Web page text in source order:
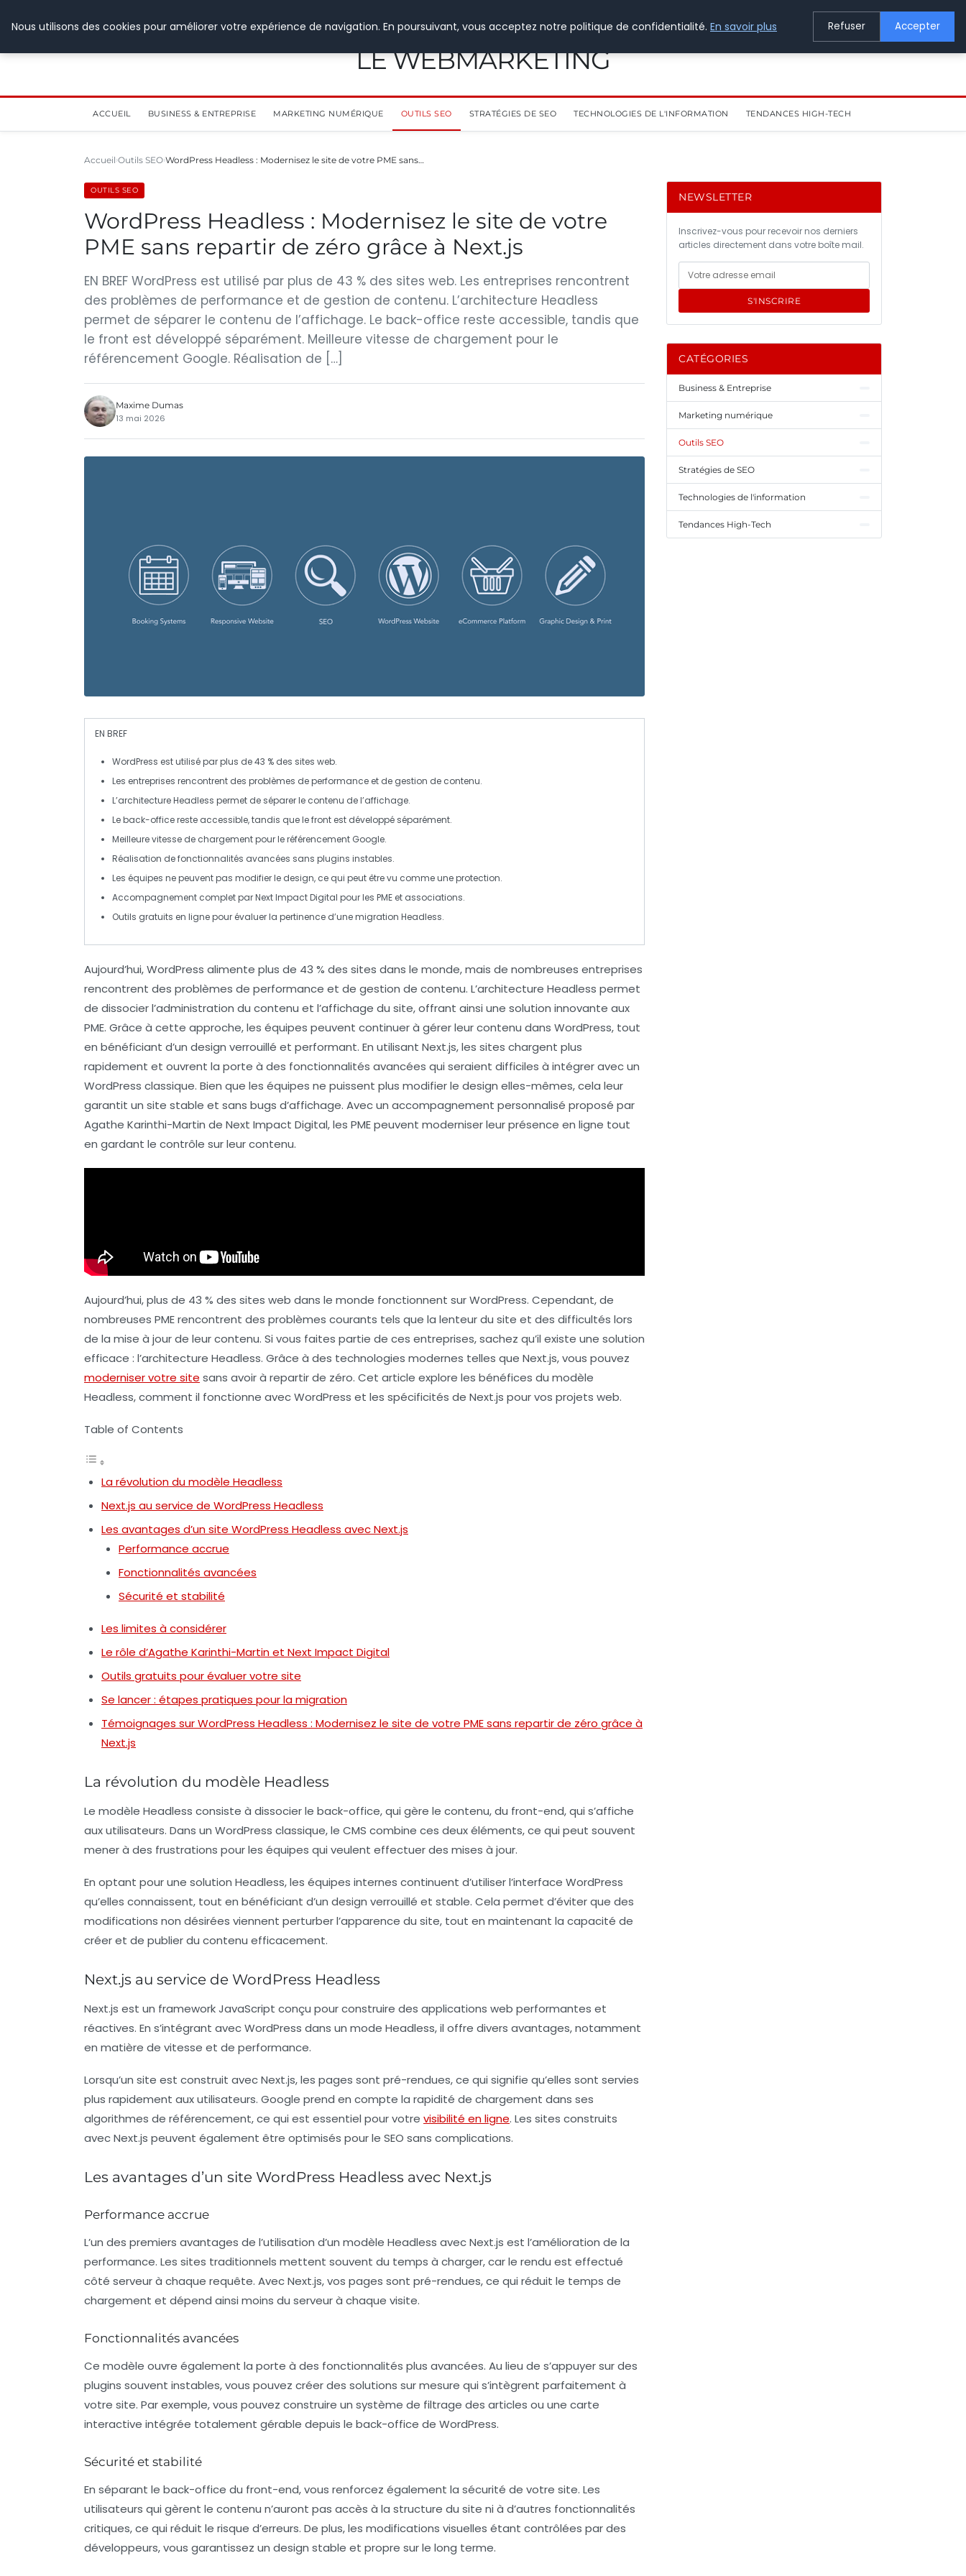
LE WEBMARKETING
ACCUEIL BUSINESS & ENTREPRISE MARKETING NUMÉRIQUE OUTILS SEO STRATÉGIES DE SEO TECHNOLOGIES DE L'INFORMATION TENDANCES HIGH-TECH
Accueil Outils SEO WordPress Headless : Modernisez le site de votre PME sans…
OUTILS SEO
WordPress Headless : Modernisez le site de votre
PME sans repartir de zéro grâce à Next.js
EN BREF WordPress est utilisé par plus de 43 % des sites web. Les entreprises rencontrent
des problèmes de performance et de gestion de contenu. L’architecture Headless
permet de séparer le contenu de l’affichage. Le back-office reste accessible, tandis que
le front est développé séparément. Meilleure vitesse de chargement pour le
référencement Google. Réalisation de […]
Maxime Dumas
13 mai 2026
EN BREF
WordPress est utilisé par plus de 43 % des sites web.
Les entreprises rencontrent des problèmes de performance et de gestion de contenu.
L’architectureHeadless permet de séparer le contenu de l’affichage.
Leback-officereste accessible, tandis que lefront est développé séparément.
Meilleurevitesse de chargementpour le référencement Google.
Réalisation defonctionnalités avancées sans plugins instables.
Les équipes ne peuvent pas modifier le design, ce qui peut être vu comme uneprotection.
Accompagnement complet parNext Impact Digital pour les PME et associations.
Outils gratuits en ligne pour évaluer la pertinence d’une migration Headless.
Aujourd’hui,WordPress alimente plus de 43 % des sites dans le monde, mais de nombreuses entreprises
rencontrent des problèmes de performance et de gestion de contenu. L’architecture Headless permet
de dissocier l’administration du contenu et l’affichage du site, offrant ainsi une solution innovante aux
PME. Grâce à cette approche, les équipes peuvent continuer à gérer leur contenu dans WordPress, tout
en bénéficiant d’un design verrouillé et performant. En utilisant Next.js, les sites chargent plus
rapidement et ouvrent la porte à des fonctionnalités avancées qui seraient difficiles à intégrer avec un
WordPress classique. Bien que les équipes ne puissent plus modifier le design elles-mêmes, cela leur
garantit un site stable et sans bugs d’affichage. Avec un accompagnement personnalisé proposé par
Agathe Karinthi-Martin de Next Impact Digital, les PME peuvent moderniser leur présence en ligne tout
en gardant le contrôle sur leur contenu.
Aujourd’hui, plus de 43 % des sites web dans le monde fonctionnent surWordPress. Cependant, de
nombreuses PMErencontrent des problèmes courants tels que la lenteur du site et des difficultés lors
de la mise à jour de leur contenu. Si vous faites partie de ces entreprises, sachez qu’il existe une solution
efficace : l’architecture Headless. Grâce à des technologies modernes telles que Next.js, vous pouvez
moderniser votre site sans avoir à repartir de zéro. Cet article explore les bénéfices du modèle
Headless, comment il fonctionne avec WordPress et les spécificités de Next.js pour vos projets web.
Table of Contents
La révolution du modèle Headless
Next.js au service de WordPress Headless
Les avantages d’un site WordPress Headless avec Next.js
Performance accrue
Fonctionnalités avancées
Sécurité et stabilité
Les limites à considérer
Le rôle d’Agathe Karinthi-Martin et Next Impact Digital
Outils gratuits pour évaluer votre site
Se lancer : étapes pratiques pour la migration
Témoignages sur WordPress Headless : Modernisez le site de votre PME sans repartir de zéro grâce à
Next.js
La révolution du modèle Headless
Le modèle Headless consiste à dissocier le back-office, qui gère le contenu, du front-end, qui s’affiche
aux utilisateurs. Dans un WordPress classique, le CMS combine ces deux éléments, ce qui peut souvent
mener à des frustrations pour les équipes qui veulent effectuer des mises à jour.
En optant pour une solution Headless, les équipes internes continuent d’utiliser l’interface WordPress
qu’elles connaissent, tout en bénéficiant d’un design verrouillé et stable. Cela permet d’éviter que des
modifications non désirées viennent perturber l’apparence du site, tout en maintenant la capacité de
créer et de publier du contenu efficacement.
Next.js au service de WordPress Headless
Next.js est un framework JavaScript conçu pour construire des applications web performantes et
réactives. En s’intégrant avec WordPress dans un mode Headless, il offre divers avantages, notamment
en matière de vitesse et de performance.
Lorsqu’un site est construit avec Next.js, les pages sont pré-rendues, ce qui signifie qu’elles sont servies
plus rapidement aux utilisateurs. Google prend en compte la rapidité de chargement dans ses
algorithmes de référencement, ce qui est essentiel pour votre visibilité en ligne. Les sites construits
avec Next.js peuvent également être optimisés pour le SEO sans complications.
Les avantages d’un site WordPress Headless avec Next.js
Performance accrue
L’un des premiers avantages de l’utilisation d’un modèle Headless avec Next.js est l’amélioration de la
performance. Les sites traditionnels mettent souvent du temps à charger, car le rendu est effectué
côté serveur à chaque requête. Avec Next.js, vos pages sont pré-rendues, ce qui réduit le temps de
chargement et dépend ainsi moins du serveur à chaque visite.
Fonctionnalités avancées
Ce modèle ouvre également la porte à des fonctionnalités plus avancées. Au lieu de s’appuyer sur des
plugins souvent instables, vous pouvez créer des solutions sur mesure qui s’intègrent parfaitement à
votre site. Par exemple, vous pouvez construire un système de filtrage des articles ou une carte
interactive intégrée totalement gérable depuis le back-office de WordPress.
Sécurité et stabilité
En séparant le back-office du front-end, vous renforcez également la sécurité de votre site. Les
utilisateurs qui gèrent le contenu n’auront pas accès à la structure du site ni à d’autres fonctionnalités
critiques, ce qui réduit le risque d’erreurs. De plus, les modifications visuelles étant contrôlées par des
développeurs, vous garantissez un design stable et propre sur le long terme.
NEWSLETTER
Inscrivez-vous pour recevoir nos derniers
articles directement dans votre boîte mail.
S'INSCRIRE
CATÉGORIES
Business & Entreprise
Marketing numérique
Outils SEO
Stratégies de SEO
Technologies de l'information
Tendances High-Tech
Nous utilisons des cookies pour améliorer votre expérience de navigation. En poursuivant, vous acceptez notre politique de confidentialité. En savoir plus Refuser Accepter